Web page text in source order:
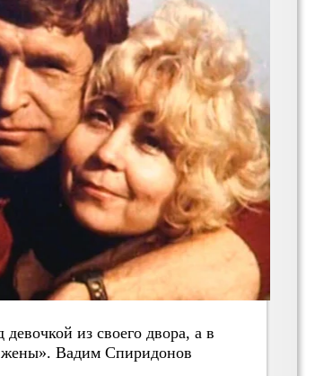
из своего двора, а в
жены». Вадим Спиридонов